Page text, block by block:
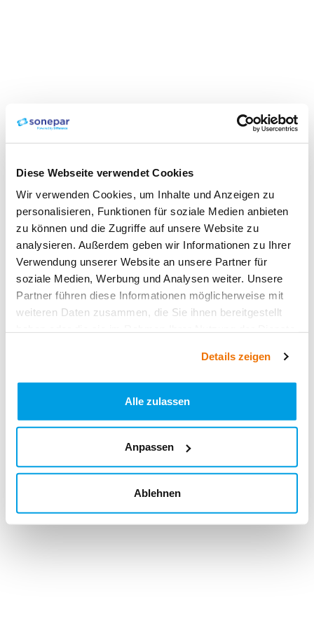
Diese Webseite verwendet Cookies
Wir verwenden Cookies, um Inhalte und Anzeigen zu
personalisieren, Funktionen für soziale Medien anbieten
zu können und die Zugriffe auf unsere Website zu
analysieren. Außerdem geben wir Informationen zu Ihrer
Verwendung unserer Website an unsere Partner für
soziale Medien, Werbung und Analysen weiter. Unsere
Partner führen diese Informationen möglicherweise mit
weiteren Daten zusammen, die Sie ihnen bereitgestellt
Details zeigen
Alle zulassen
Anpassen
Ablehnen